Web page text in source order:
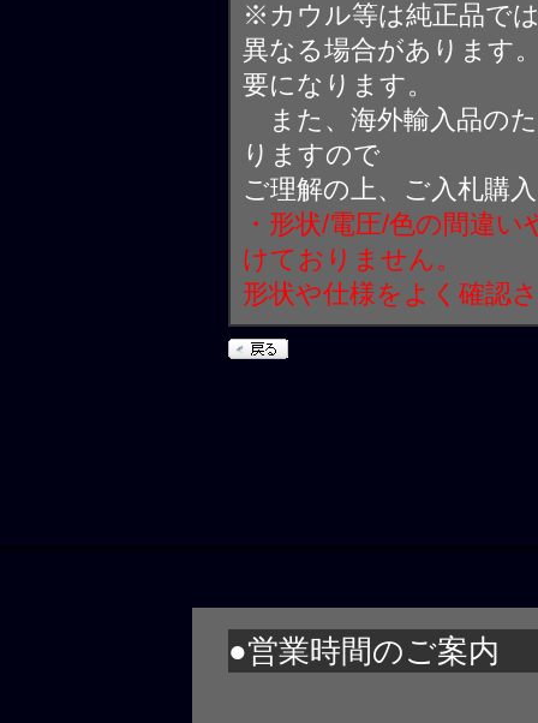
※カウル等は純正品で
異なる場合があります
要になります。
また、海外輸入品の
りますので
ご理解の上、ご入札購
・形状/電圧/色の間違
けておりません。
形状や仕様をよく確認
●営業時間のご案内